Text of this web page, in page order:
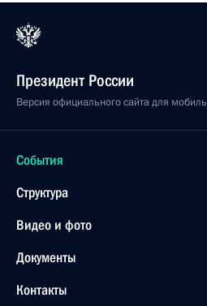
Президент России
Версия официального сайта для
События
Структура
Видео и фото
Документы
Контакты